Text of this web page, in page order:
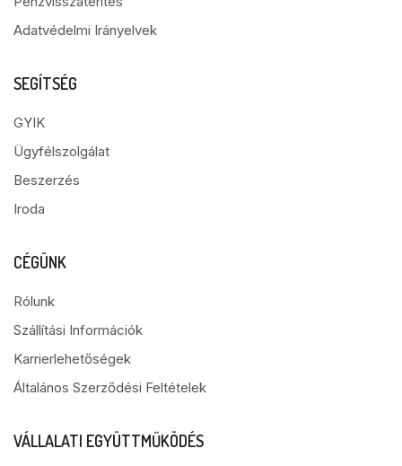
Adatvédelmi Irányelvek
SEGÍTSÉG
GYIK
Ügyfélszolgálat
Beszerzés
Iroda
CÉGÜNK
Rólunk
Szállítási Információk
Karrierlehetőségek
Általános Szerződési Feltételek
VÁLLALATI EGYÜTTMŰKÖDÉS